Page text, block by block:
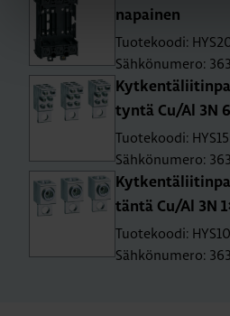
na­pai­nen
Tuotekoodi:
Sähkönumero:
tyn­tä Cu/Al 3N
Tuotekoodi:
Sähkönumero:
tän­tä Cu/Al 3N
Tuotekoodi:
Sähkönumero: